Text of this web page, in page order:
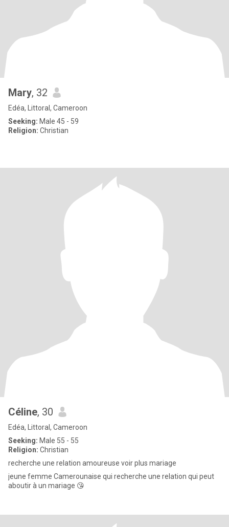
Mary, 32
Edéa, Littoral, Cameroon
Seeking: Male 45 - 59
Religion: Christian
Céline, 30
Edéa, Littoral, Cameroon
Seeking: Male 55 - 55
Religion: Christian
recherche une relation amoureuse voir plus mariage
jeune femme Camerounaise qui recherche une relation qui peut
aboutir à un mariage 😘